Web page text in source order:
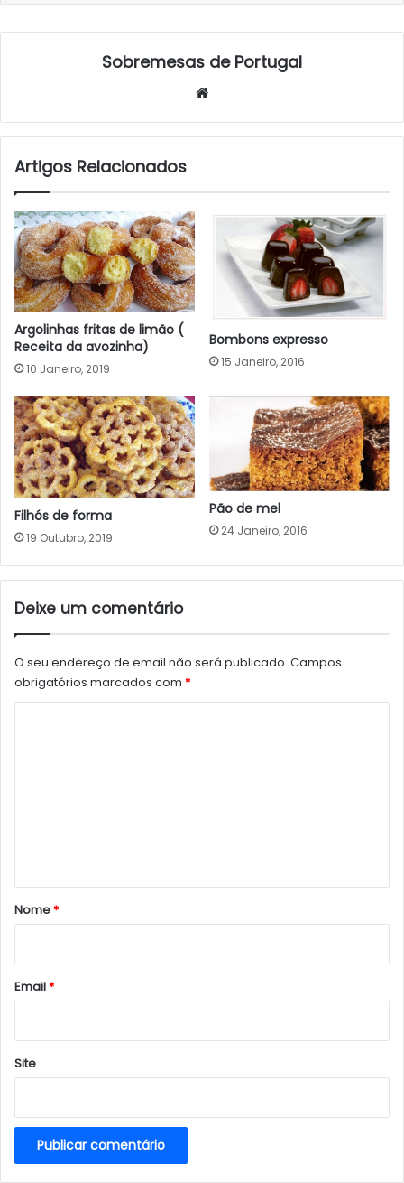
Sobremesas de Portugal
Artigos Relacionados
Argolinhas fritas de limão (
Receita da avozinha)
10 Janeiro, 2019
Bombons expresso
15 Janeiro, 2016
Filhós de forma
19 Outubro, 2019
Pão de mel
24 Janeiro, 2016
Deixe um comentário
O seu endereço de email não será publicado. Campos
obrigatórios marcados com *
r
*
Nome*
Email*
Site